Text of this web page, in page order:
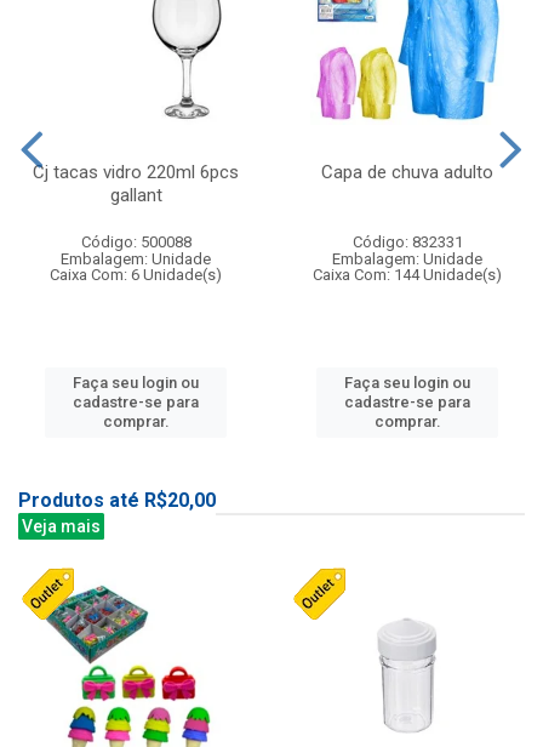
Cj tacas vidro 220ml 6pcs
gallant
Código: 500088
Embalagem: Unidade
Caixa Com: 6 Unidade(s)
Faça seu login ou
cadastre-se para
comprar.
Capa de chuva adulto
Código: 832331
Embalagem: Unidade
Caixa Com: 144 Unidade(s)
Faça seu login ou
cadastre-se para
comprar.
Produtos até R$20,00
Veja mais